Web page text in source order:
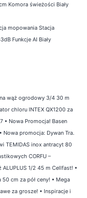
Komora świeżości Biały
mopowania Stacja
Funkcje AI Biały
wąż ogrodowy 3/4 30 m
chloru INTEX QX1200 za
• Nowa Promocja! Basen
• Nowa promocja: Dywan Tra.
TEMIDAS inox antracyt 80
CORFU –
ALUPLUS 1/2 45 m Cellfast! •
cm za pół ceny! • Mega
za grosze! • Inspiracje i